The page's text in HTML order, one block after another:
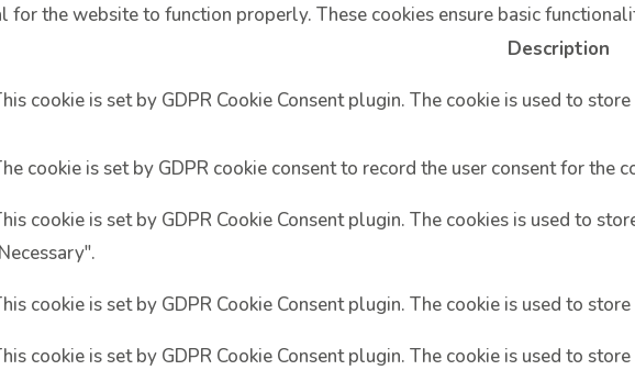
for the website to function properly. These cookies ensure basic
Description
cookie is set by GDPR Cookie Consent plugin. The cookie is used to
cookie is set by GDPR cookie consent to record the user consent for the
cookie is set by GDPR Cookie Consent plugin. The cookies is used to
cookie is set by GDPR Cookie Consent plugin. The cookie is used to
cookie is set by GDPR Cookie Consent plugin. The cookie is used to